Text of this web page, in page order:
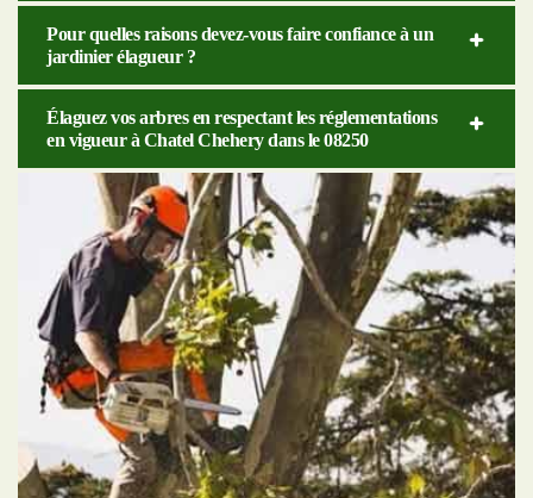
Pour quelles raisons devez-vous faire confiance à un
jardinier élagueur ?
Élaguez vos arbres en respectant les réglementations
en vigueur à Chatel Chehery dans le 08250